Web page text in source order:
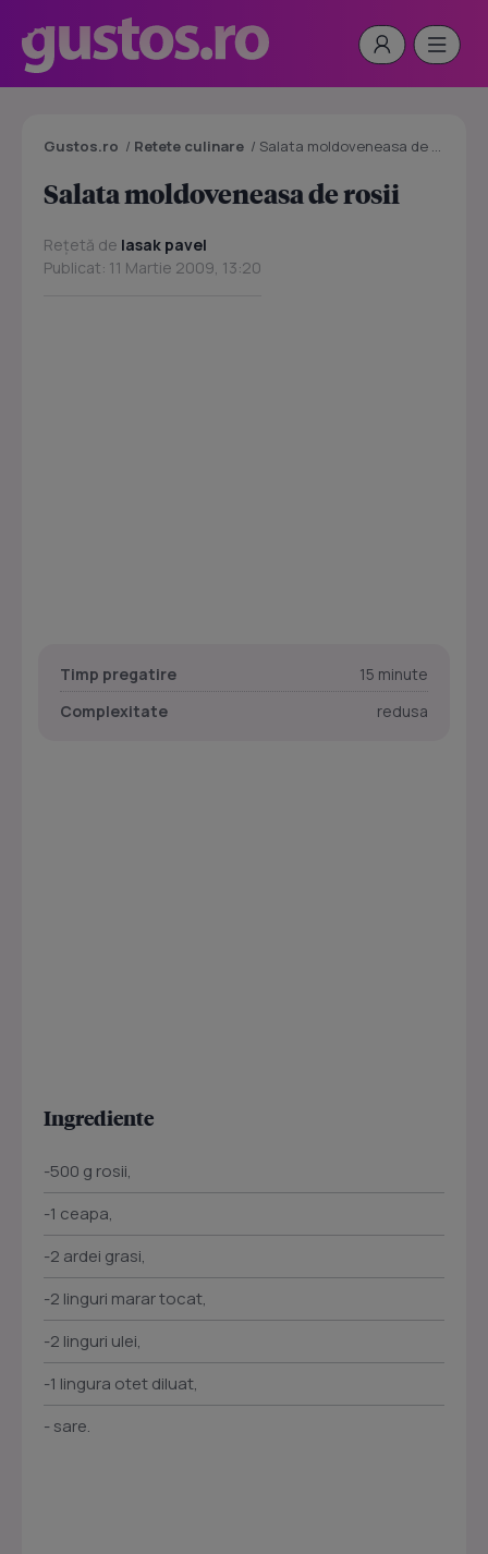
Gustos.ro / Retete culinare / Salata moldoveneasa de rosii
Salata moldoveneasa de rosii
Rețetă de lasak pavel
Publicat: 11 Martie 2009, 13:20
Timp pregatire
15 minute
Complexitate
redusa
Ingrediente
-500 g rosii,
-1 ceapa,
-2 ardei grasi,
-2 linguri marar tocat,
-2 linguri ulei,
-1 lingura otet diluat,
- sare.